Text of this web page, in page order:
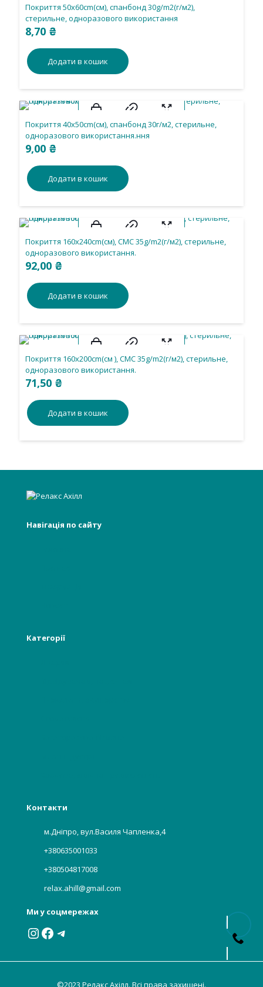
Покриття 50х60cm(см), спанбонд 30g/m2(г/м2),
стерильне, одноразового використання
8,70 ₴
Додати в кошик
Покриття 40х50cm(см), спанбонд 30г/м2, стерильне,
одноразового використання.ння
9,00 ₴
Додати в кошик
Покриття 160х240cm(см), CMС 35g/m2(г/м2), стерильне,
одноразового використання.
92,00 ₴
Додати в кошик
Покриття 160х200cm(см ), СМС 35g/m2(г/м2), стерильне,
одноразового використання.
71,50 ₴
Додати в кошик
Навігація по сайту
Категорії
Контакти
м.Дніпро, вул.Василя Чапленка,4
+380635001033
+380504817008
relax.ahill@gmail.com
Ми у соцмережах
Instagram
Facebook
Telegram
©2023 Релакс Ахілл. Всі права захищені.